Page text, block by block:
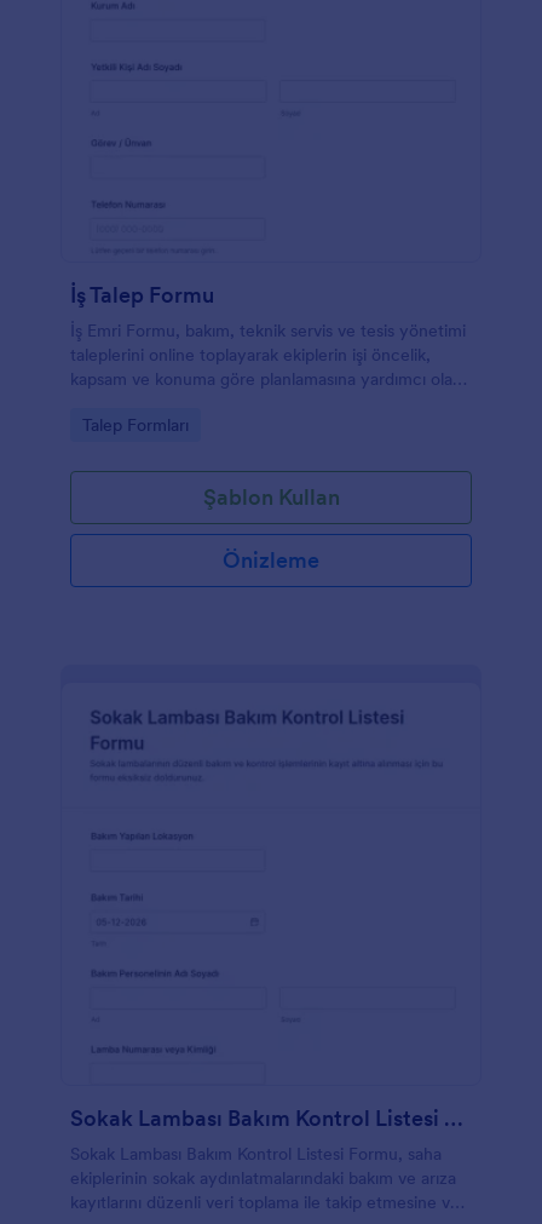
İş Talep Formu
İş Emri Formu, bakım, teknik servis ve tesis yönetimi
taleplerini online toplayarak ekiplerin işi öncelik,
kapsam ve konuma göre planlamasına yardımcı olan
Go to Category:
Talep Formları
Şablon Kullan
Önizleme
Sokak Lambası Bakım Kontrol Listesi Formu
Sokak Lambası Bakım Kontrol Listesi Formu, saha
ekiplerinin sokak aydınlatmalarındaki bakım ve arıza
kayıtlarını düzenli veri toplama ile takip etmesine ve